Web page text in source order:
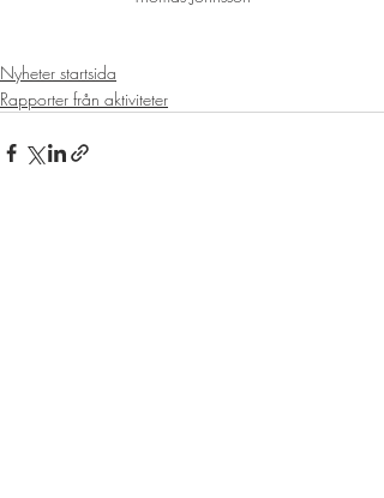
Nyheter startsida
Rapporter från aktiviteter